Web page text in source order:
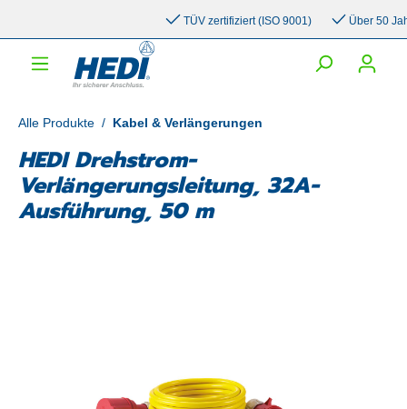
TÜV zertifiziert (ISO 9001) Über 50 Jahre
Alle Produkte / Kabel & Verlängerungen
HEDI Drehstrom-
Verlängerungsleitung, 32A-
Ausführung, 50 m